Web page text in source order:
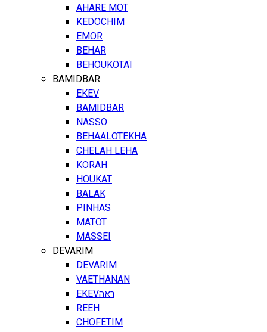
AHARE MOT
KEDOCHIM
EMOR
BEHAR
BEHOUKOTAÏ
BAMIDBAR
EKEV
BAMIDBAR
NASSO
BEHAALOTEKHA
CHELAH LEHA
KORAH
HOUKAT
BALAK
PINHAS
MATOT
MASSEI
DEVARIM
DEVARIM
VAETHANAN
EKEVראה
REEH
CHOFETIM